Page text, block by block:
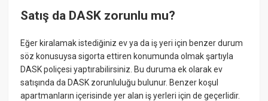
Satış da DASK zorunlu mu?
Eğer kiralamak istediğiniz ev ya da iş yeri için benzer durum
söz konusuysa sigorta ettiren konumunda olmak şartıyla
DASK poliçesi yaptırabilirsiniz. Bu duruma ek olarak ev
satışında da DASK zorunluluğu bulunur. Benzer koşul
apartmanların içerisinde yer alan iş yerleri için de geçerlidir.